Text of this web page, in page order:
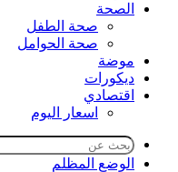
الصحة
صحة الطفل
صحة الحوامل
موضة
ديكورات
اقتصادي
اسعار اليوم
الوضع المظلم